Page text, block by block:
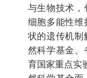
与生物技术，
细胞多能性维
状的遗传机制
然科学基金、
育国家重点实